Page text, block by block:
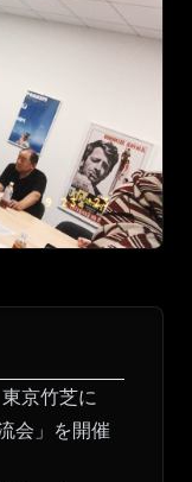
京竹芝に
会」を開催